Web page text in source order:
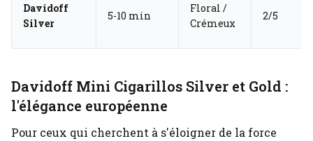
Davidoff
Silver
5-10 min
Floral /
Crémeux
2/5
Davidoff Mini Cigarillos Silver et Gold :
l'élégance européenne
Pour ceux qui cherchent à s'éloigner de la force